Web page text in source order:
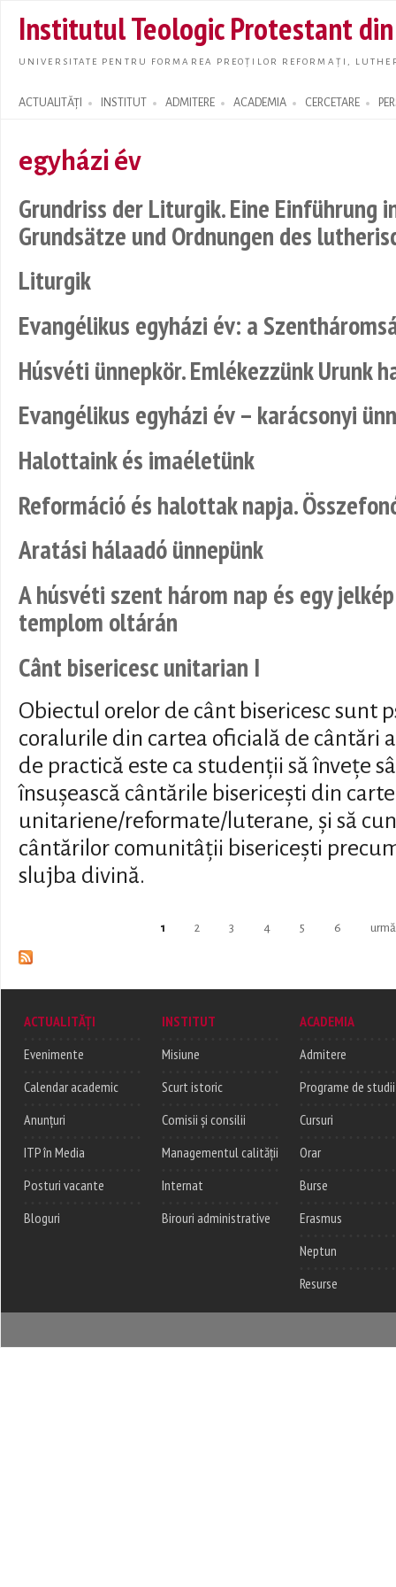
main
Institutul Teologic Protestant
UNIVERSITATE PENTRU FORMAREA PREOȚILOR REFORMAȚI,
ACTUALITĂȚI INSTITUT ADMITERE ACADEMIA CERCETARE
Search form
egyházi év
Grundriss der Liturgik. Eine Einführung
Grundsätze und Ordnungen des
Liturgik
Evangélikus egyházi év: a
Húsvéti ünnepkör. Emlékezzünk Urunk
Evangélikus egyházi év – karácsonyi
Halottaink és imaéletünk
Reformáció és halottak napja.
Aratási hálaadó ünnepünk
A húsvéti szent három nap és egy
templom oltárán
Cânt bisericesc unitarian I
Obiectul orelor de cânt bisericesc sunt
coralurile din cartea oficială de cântări
de practică este ca studenții să învețe
însușească cântările bisericești din
unitariene/reformate/luterane, și să
cântărilor comunitâții bisericești
slujba divină.
1 2 3 4 5 6
ACTUALITĂȚI
Evenimente
Calendar academic
Anunțuri
ITP în Media
Posturi vacante
Bloguri
INSTITUT
Misiune
Scurt istoric
Comisii și consilii
Managementul calității
Internat
Birouri administrative
ACADEMIA
Admitere
Programe de studii
Cursuri
Orar
Burse
Erasmus
Neptun
Resurse